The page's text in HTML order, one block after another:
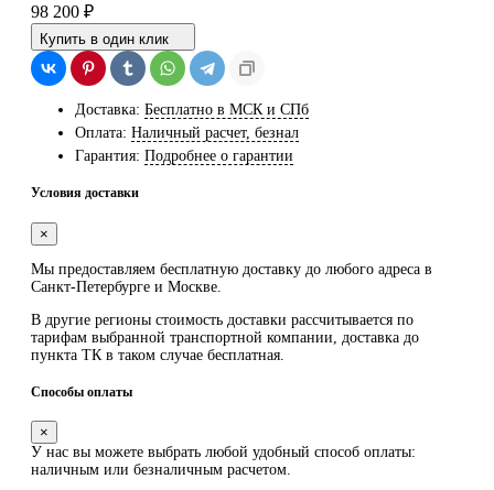
98 200 ₽
Купить в один клик
Доставка: Бесплатно в МСК и СПб
Оплата: Наличный расчет, безнал
Гарантия: Подробнее о гарантии
Условия доставки
×
Мы предоставляем бесплатную доставку до любого адреса в
Санкт-Петербурге и Москве.
В другие регионы стоимость доставки рассчитывается по
тарифам выбранной транспортной компании, доставка до
пункта ТК в таком случае бесплатная
Способы оплаты
×
У нас вы можете выбрать любой удобный способ оплаты:
наличным или безналичным расчетом.